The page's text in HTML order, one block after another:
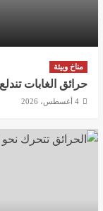
مناخ وبيئة
حرائق الغابات
4 أغسطس، 2026